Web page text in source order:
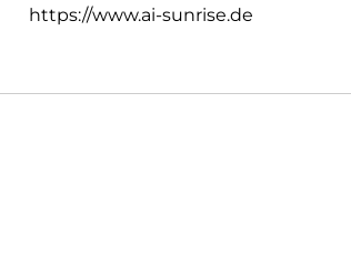
https://www.ai-sunrise.de